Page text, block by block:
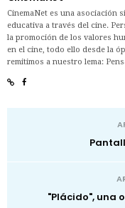
CinemaNet es una asociación
educativa a través del cine.
la promoción de los valores
en el cine, todo ello desde la
remitimos a nuestro lema:
"Plácido", una